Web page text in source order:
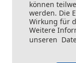
können
werden. Die
Wirkung für
Weitere
unseren